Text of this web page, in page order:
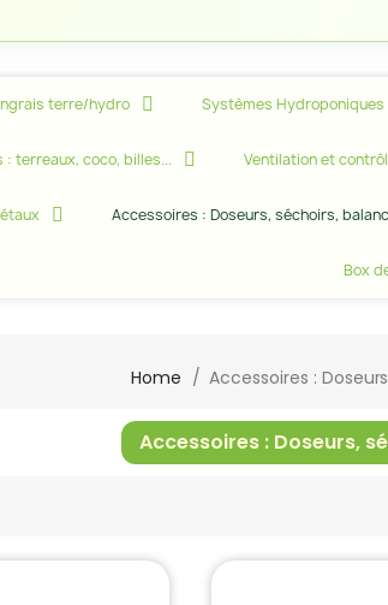
terre/hydro Systèmes
terreaux, coco, billes... Ventilation et
Accessoires : Doseurs, séchoirs,
Box
Home Accessoires :
Accessoires : Doseurs,